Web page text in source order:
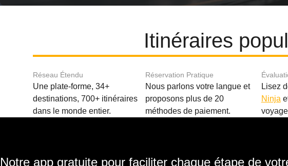
Itinéraires
Réseau Étendu
Une plate-forme, 34+
destinations, 700+ itinéraires
dans le monde entier.
Réservation Pratique
Nous parlons votre langue et
proposons plus de 20
méthodes de paiement.
Lisez
Ninja
Notre app gratuite pour faciliter chaque étape de